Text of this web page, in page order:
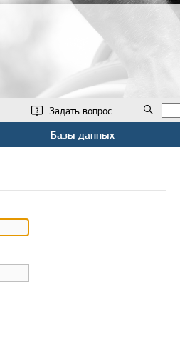
Задать вопрос
Базы данных